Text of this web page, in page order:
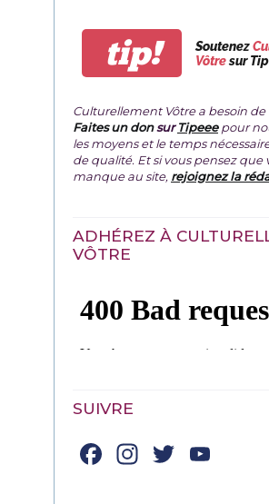
tip! Soutenez
Vôtresur
Culturellement Vôtre a besoin de
Faites un donsurTipeeepour
les moyens et le temps
de qualité. Et si vous pensez
manque au site, rejoignez la
ADHÉREZ À
VÔTRE
SUIVRE
FacebookTwitter